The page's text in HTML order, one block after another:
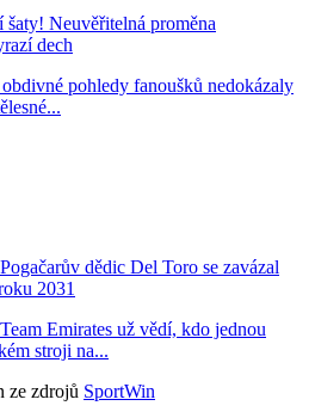
Neuvěřitelná proměna
dech
pohledy fanoušků nedokázaly
dědic Del Toro se zavázal
2031
Emirates už vědí, kdo jednou
stroji na...
ze zdrojů SportWin